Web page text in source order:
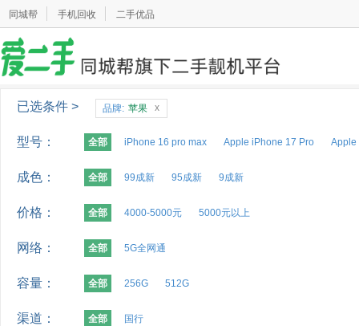
同城帮 手机回收 二手优品
已选条件 > 品牌: 苹果 x
型号： 全部 iPhone 16 pro max Apple iPhone 17 Pro Apple
成色： 全部 99成新 95成新 9成新
价格： 全部 4000-5000元 5000元以上
网络： 全部 5G全网通
容量： 全部 256G 512G
渠道： 全部 国行